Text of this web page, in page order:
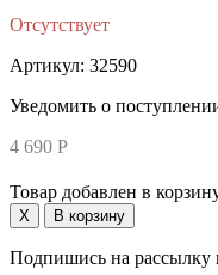
Отсутствует
Артикул: 32590
Уведомить о
4 690 Р
Товар добавлен в
Подпишись на рассылку